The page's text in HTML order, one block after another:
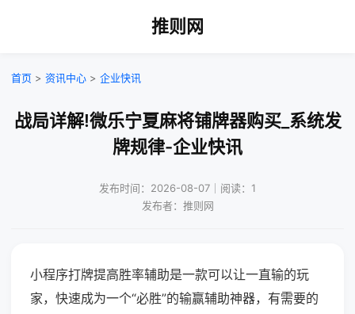
推则网
首页 > 资讯中心 > 企业快讯
战局详解!微乐宁夏麻将铺牌器购买_系统发
牌规律-企业快讯
发布时间：2026-08-07｜阅读：1
发布者：推则网
小程序打牌提高胜率辅助是一款可以让一直输的玩
家，快速成为一个“必胜”的输赢辅助神器，有需要的